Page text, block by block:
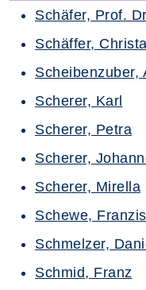
Schäfer, Prof.
Schäffer, Christa
Scheibenzuber,
Scherer, Karl
Scherer, Petra
Scherer,
Scherer, Mirella
Schewe,
Schmelzer,
Schmid, Franz